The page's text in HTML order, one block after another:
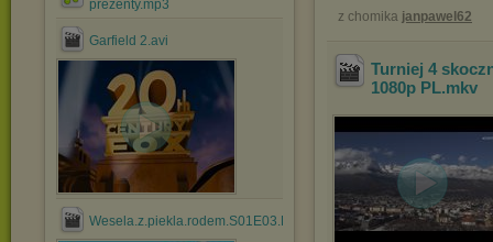
prezenty.mp3
Garfield 2.avi
Wesela.z.piekla.rodem.S01E03.PL.TVRip.x264.mp4
z chomika janpawel62
Turniej 4
1080p PL.mkv